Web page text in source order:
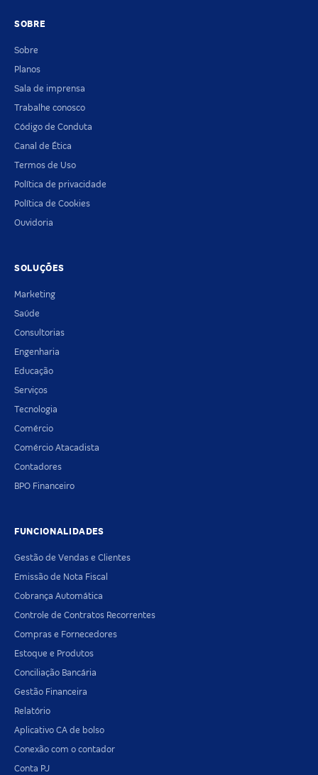
SOBRE
Sobre
Planos
Sala de imprensa
Trabalhe conosco
Código de Conduta
Canal de Ética
Termos de Uso
Política de privacidade
Política de Cookies
Ouvidoria
SOLUÇÕES
Marketing
Saúde
Consultorias
Engenharia
Educação
Serviços
Tecnologia
Comércio
Comércio Atacadista
Contadores
BPO Financeiro
FUNCIONALIDADES
Gestão de Vendas e Clientes
Emissão de Nota Fiscal
Cobrança Automática
Controle de Contratos Recorrentes
Compras e Fornecedores
Estoque e Produtos
Conciliação Bancária
Gestão Financeira
Relatório
Aplicativo CA de bolso
Conexão com o contador
Conta PJ